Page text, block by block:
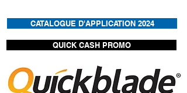
CATALOGUE D'APPLICATION 2024
QUICK CASH PROMO